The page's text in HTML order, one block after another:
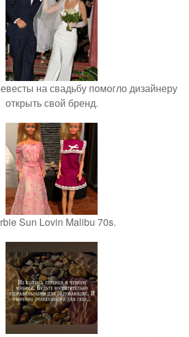
на свадьбу помогло дизайнеру
открыть свой бренд.
Sun Lovin Malibu 70s.